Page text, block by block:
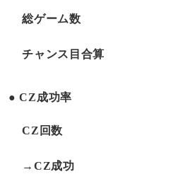
総ゲーム数
チャンス目合算
CZ成功率
CZ回数
→CZ成功